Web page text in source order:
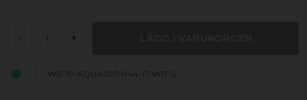
- +
WB-19-AQUA001-H44-17-WB-S